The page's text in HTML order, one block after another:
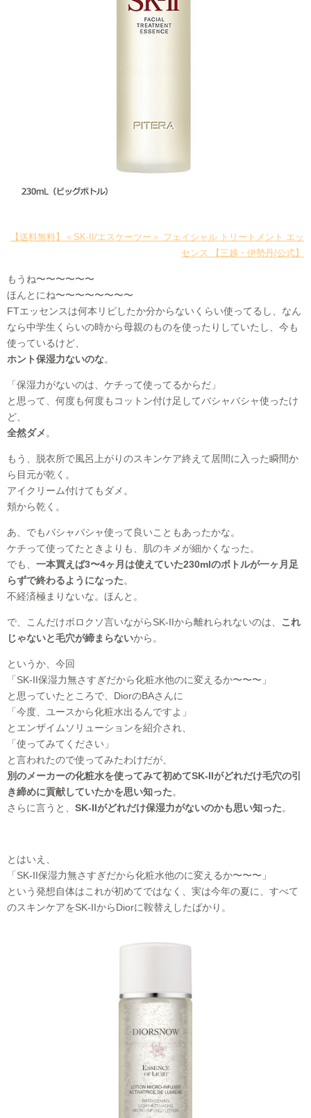
【送料無料】＜SK-II/エスケーツー＞ フェイシャル トリートメント エッ
センス 【三越・伊勢丹/公式】
もうね〜〜〜〜〜〜
ほんとにね〜〜〜〜〜〜〜〜
FTエッセンスは何本リピしたか分からないくらい使ってるし、なん
なら中学生くらいの時から母親のものを使ったりしていたし、今も
使っているけど、
ホント保湿力ないのな。
「保湿力がないのは、ケチって使ってるからだ」
と思って、何度も何度もコットン付け足してバシャバシャ使ったけ
ど、
全然ダメ 。
もう、脱衣所で風呂上がりのスキンケア終えて居間に入った瞬間か
ら目元が乾く。
アイクリーム付けてもダメ。
頬から乾く。
あ、でもバシャバシャ使って良いこともあったかな。
ケチって使ってたときよりも、肌のキメが細かくなった。
でも、 一本買えば3〜4ヶ月は使えていた230mlのボトルが一ヶ月足
らずで終わるようになった。
不経済極まりないな。ほんと。
で、こんだけボロクソ言いながらSK-IIから離れられないのは、 これ
じゃないと毛穴が締まらないから。
というか、今回
「SK-II保湿力無さすぎだから化粧水他のに変えるか〜〜〜」
と思っていたところで、DiorのBAさんに
「今度、ユースから化粧水出るんですよ」
とエンザイムソリューションを紹介され、
「使ってみてください」
と言われたので使ってみたわけだが、
別のメーカーの化粧水を使ってみて初めてSK-IIがどれだけ毛穴の引
き締めに貢献していたかを思い知った。
さらに言うと、 SK-IIがどれだけ保湿力がないのかも思い知った。
とはいえ、
「SK-II保湿力無さすぎだから化粧水他のに変えるか〜〜〜」
という発想自体はこれが初めてではなく、実は今年の夏に、すべて
のスキンケアをSK-IIからDiorに鞍替えしたばかり。